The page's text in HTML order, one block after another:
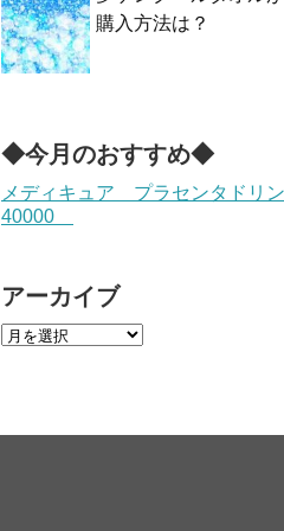
購入方法は？
◆今月のおすすめ◆
メディキュア プラセンタドリ
40000
アーカイブ